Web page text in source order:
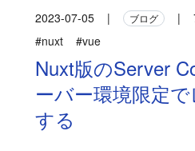
2023-07-05 | ブログ |
#nuxt
#vue
Nuxt版のServer
ーバー環境限定
する